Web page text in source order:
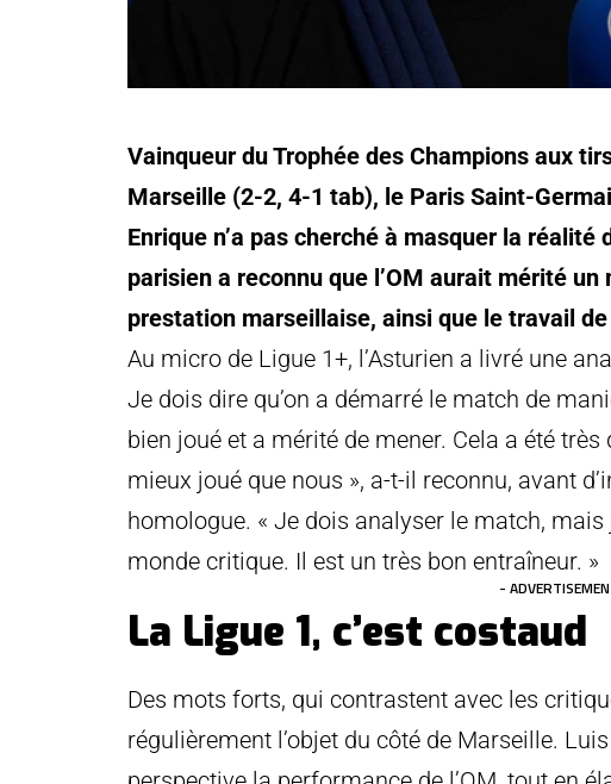
Vainqueur du Trophée des Champions aux
Marseille (2-2, 4-1 tab), le Paris Saint-
Enrique n’a pas cherché à masquer la réalité
parisien a reconnu que l’OM aurait mérité
prestation marseillaise, ainsi que le travail
Au micro de Ligue 1+, l’Asturien a livré une
Je dois dire qu’on a démarré le match de
bien joué et a mérité de mener. Cela a été
mieux joué que nous », a-t-il reconnu, avant
homologue. « Je dois analyser le match,
monde critique. Il est un très bon entraîneur. »
-
La Ligue 1, c’est costaud
Des mots forts, qui contrastent avec les
régulièrement l’objet du côté de Marseille.